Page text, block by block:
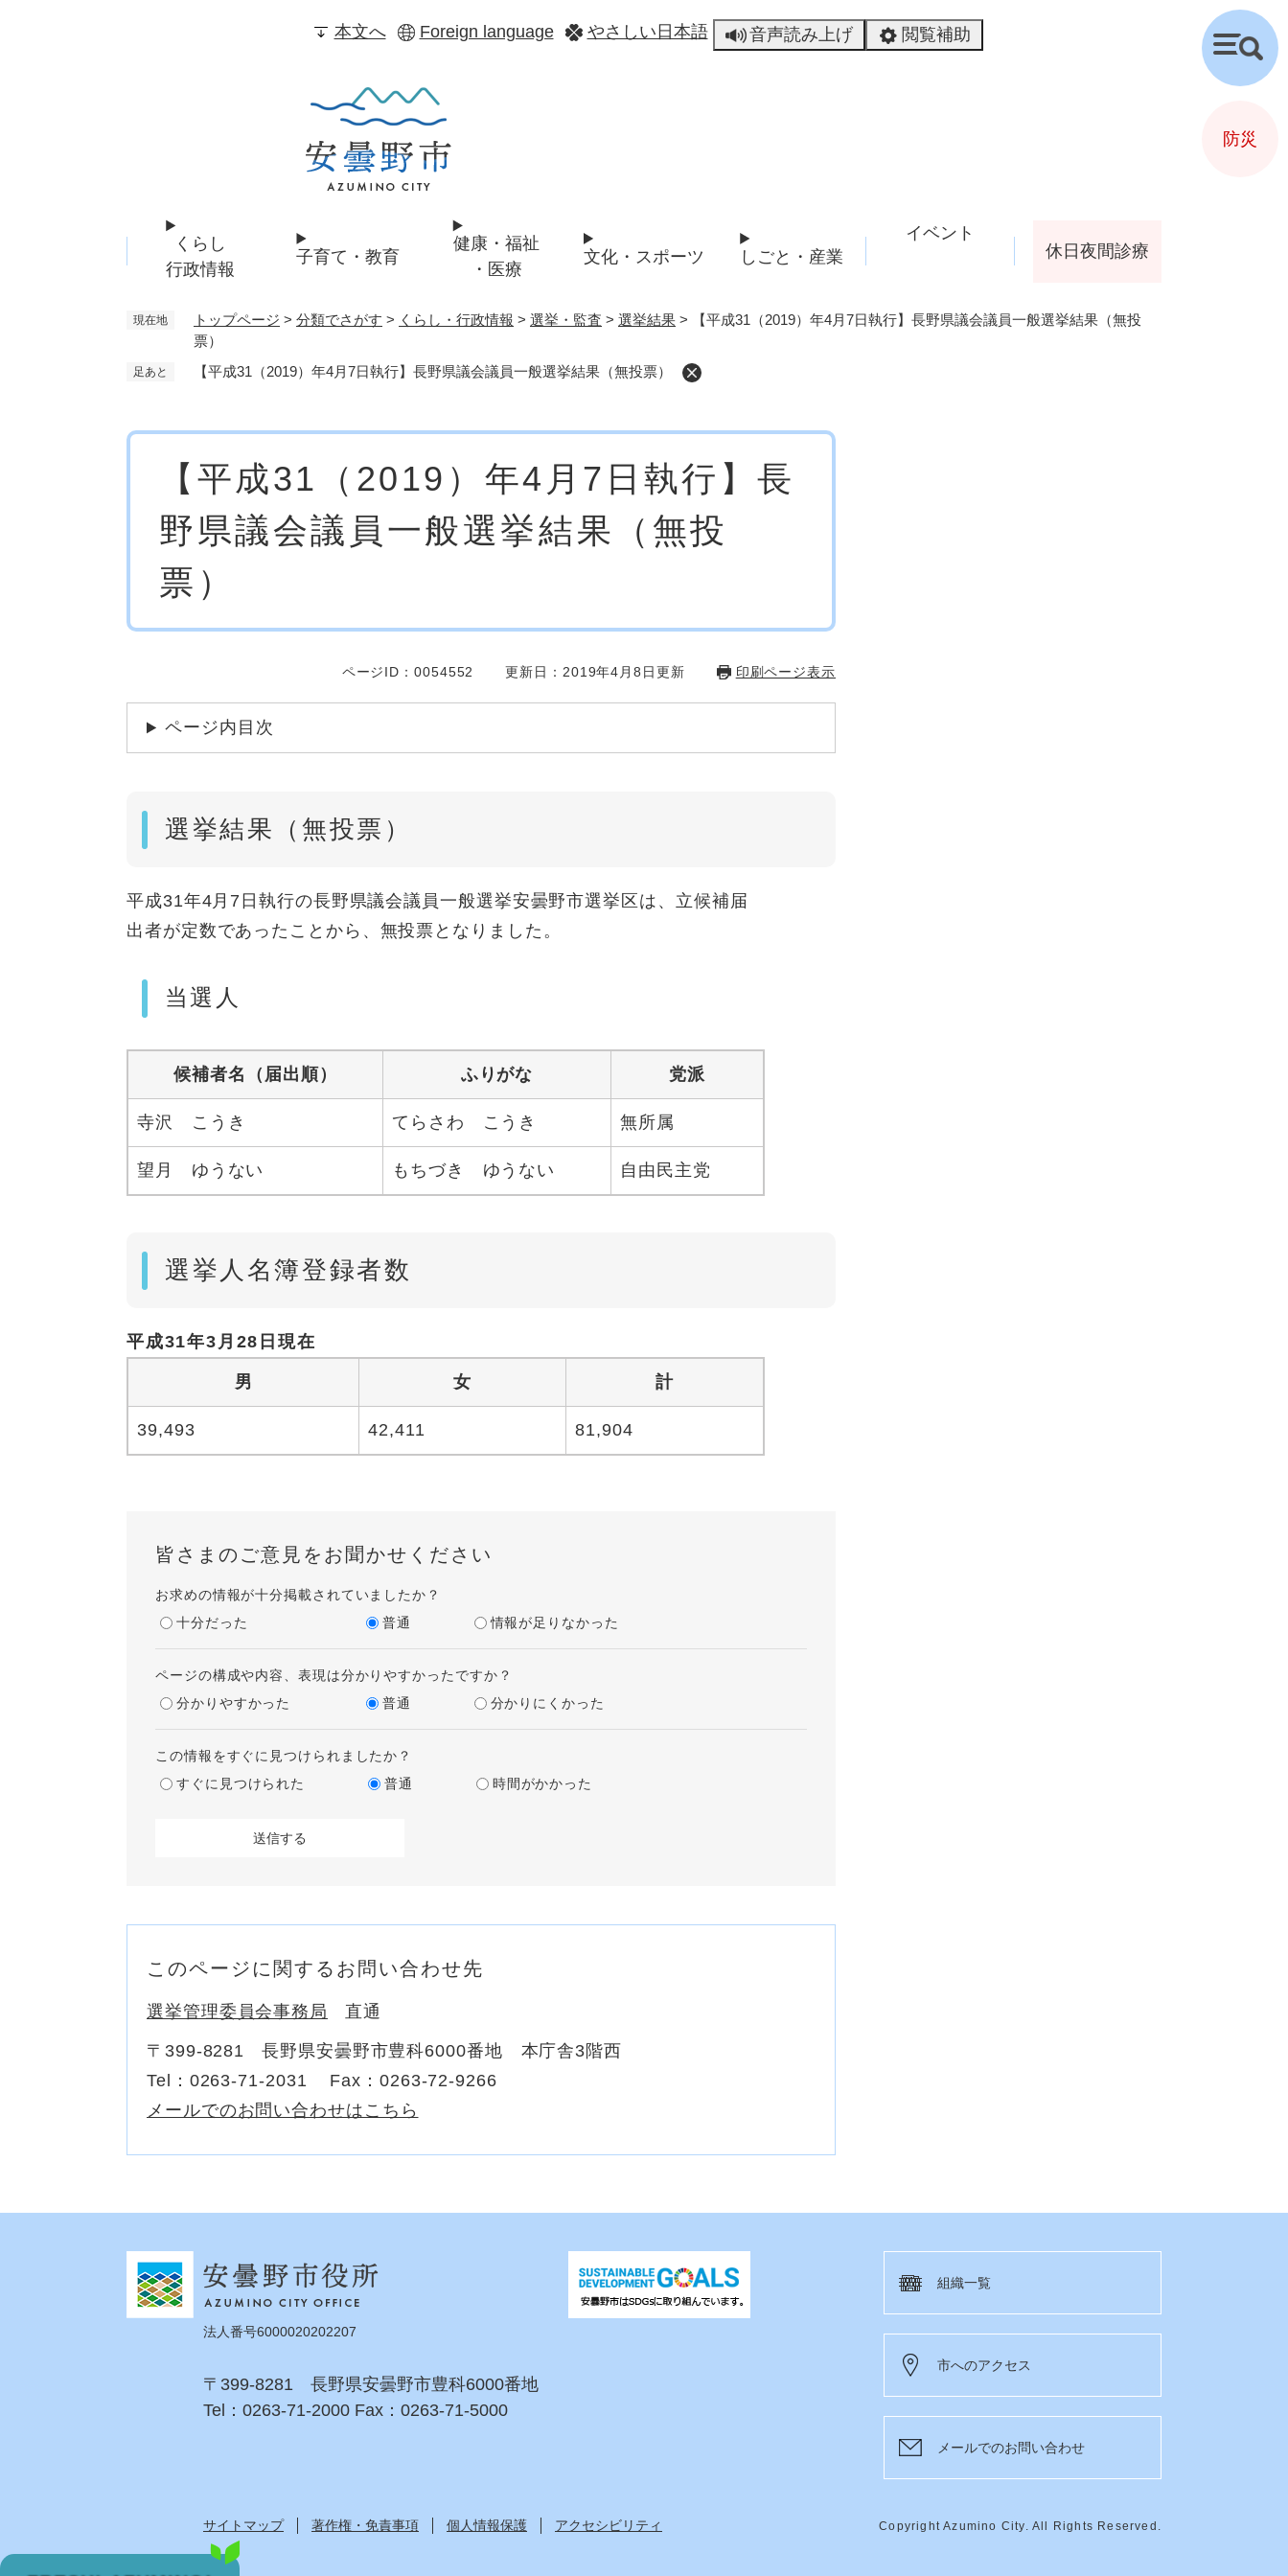
本文へ Foreign language やさしい日本語 音声読み上げ 閲覧補助
くらし
行政情報
子育て・教育
健康・福祉
・医療
文化・スポーツ しごと・産業
イベント
休日夜間診療
現在地 トップページ > 分類でさがす > くらし・行政情報 > 選挙・監査 > 選挙結果 >
【平成31（2019）年4月7日執行】長野県議会議員一般選挙結果（無投
票）
足あと 【平成31（2019）年4月7日執行】長野県議会議員一般選挙結果（無投票）
【平成31（2019）年4月7日執行】長
野県議会議員一般選挙結果（無投
票）
ページID：0054552 更新日：2019年4月8日更新 印刷ページ表示
ページ内目次
選挙結果（無投票）
平成31年4月7日執行の長野県議会議員一般選挙安曇野市選挙区は、立候補届
出者が定数であったことから、無投票となりました。
当選人
候補者名（届出順） ふりがな 党派
寺沢 こうき てらさわ こうき 無所属
望月 ゆうない もちづき ゆうない 自由民主党
選挙人名簿登録者数
平成31年3月28日現在
男 女 計
39,493 42,411 81,904
皆さまのご意見をお聞かせください
お求めの情報が十分掲載されていましたか？
十分だった
普通 情報が足りなかった
ページの構成や内容、表現は分かりやすかったですか？
分かりやすかった
普通 分かりにくかった
この情報をすぐに見つけられましたか？
すぐに見つけられた
普通 時間がかかった
このページに関するお問い合わせ先
選挙管理委員会事務局 直通
〒399-8281
長野県安曇野市豊科6000番地 本庁舎3階西
Tel：0263-71-2031
Fax：0263-72-9266
メールでのお問い合わせはこちら
検
索
防災
法人番号6000020202207
〒399-8281 長野県安曇野市豊科6000番地
Tel：0263-71-2000 Fax：0263-71-5000
組織一覧
市へのアクセス
メールでのお問い合わせ
サイトマップ 著作権・免責事項 個人情報保護 アクセシビリティ Copyright Azumino City. All Rights Reserved.